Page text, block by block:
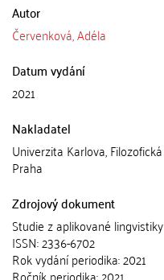
Autor
Červenková, Adéla
Datum vydání
2021
Nakladatel
Univerzita Karlova,
Praha
Zdrojový dokument
Studie z aplikované
ISSN: 2336-6702
Rok vydání periodika: 2021